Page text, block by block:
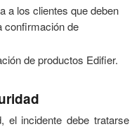
a los clientes que deben
confirmación de
de productos Edifier.
el incidente debe tratarse